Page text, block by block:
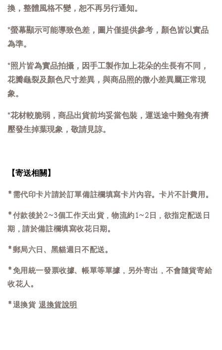
換，整體風格不變，恕不再另行通知。
*螢幕顯示可能導致色差，圖片僅提供參考，顏色皆以實品
為準。
*照片皆為實品拍攝，因手工製作加上花朵的生長有不同，
花瓣龜裂及顏色尺寸差異，與商品照的微小差異屬正常現
象。
*花材較脆弱，商品出貨前均妥當包裝，運送途中難免有擠
壓發生掉葉現象，敬請見諒。
【寄送相關】
*需代印卡片請於訂單備註欄填寫卡片內容。卡片不計費用。
*付款後於2~3個工作天出貨，物流約1~2日，欲指定配送日
期，請於備註欄填寫收花日期。
*郵局六日、黑貓週日不配送。
*免用統一發票收據、帳單等單據，另外寄出，不會隨貨寄給
收花人。
*退換貨 退換貨說明